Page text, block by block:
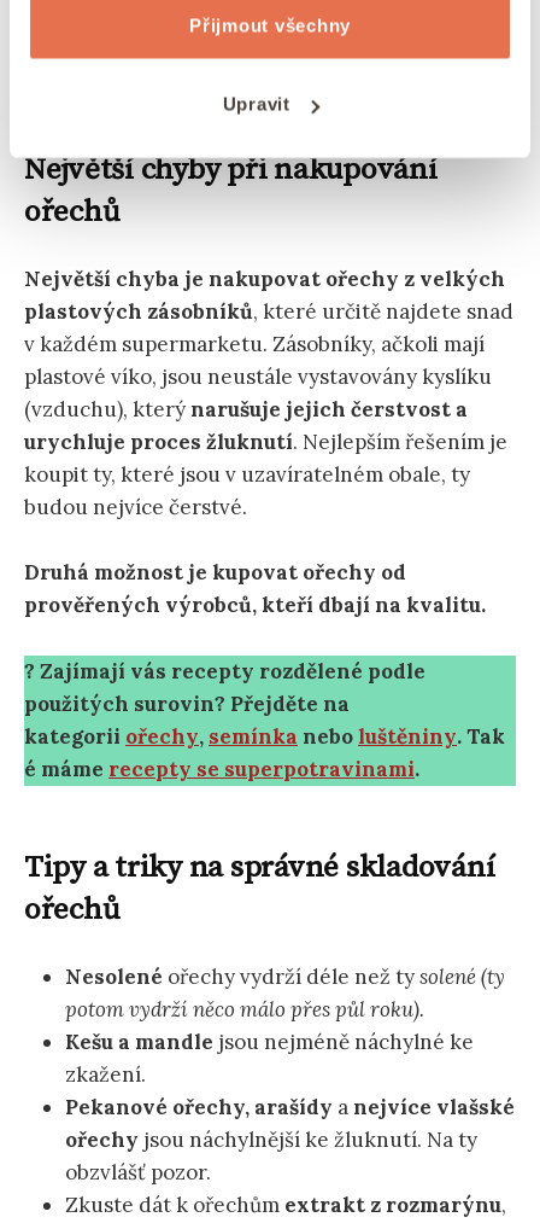
Přijmout všechny
Upravit
Mohlo by vás zajímat: Zdravé a rychlé
Největší chyby při nakupování
ořechů
Největší chyba je nakupovat ořechy z velkých
plastových zásobníků, které určitě najdete snad
v každém supermarketu. Zásobníky, ačkoli mají
plastové víko, jsou neustále vystavovány kyslíku
(vzduchu), kterýnarušuje jejich čerstvost a
urychluje proces žluknutí. Nejlepším řešením je
koupit ty, které jsou v uzavíratelném obale, ty
budou nejvíce čerstvé.
Druhá možnost je kupovat ořechy od
prověřených výrobců, kteří dbají na kvalitu.
? Zajímají vás recepty rozdělené podle
použitých surovin? Přejděte na
kategorii ořechy, semínka nebo luštěniny. Tak
é máme recepty se superpotravinami.
Tipy a triky na správné skladování
ořechů
Nesolené ořechy vydrží déle než tysolené (ty
potom vydrží něco málo přes půl roku).
Kešu a mandle jsou nejméně náchylné ke
zkažení.
Pekanové ořechy, arašídy anejvíce vlašské
ořechy jsou náchylnější ke žluknutí. Na ty
obzvlášť pozor.
Zkuste dát k ořechům extrakt z rozmarýnu,